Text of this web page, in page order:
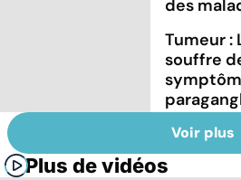
des
Tumeur :
souffre
Voir plus
Plus de vidéos